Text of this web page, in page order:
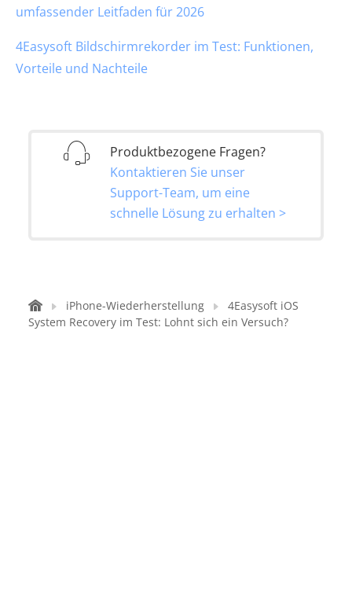
umfassender Leitfaden für 2026
4Easysoft Bildschirmrekorder im Test: Funktionen,
Vorteile und Nachteile
Produktbezogene Fragen?
Kontaktieren Sie unser
Support-Team, um eine
schnelle Lösung zu erhalten >
iPhone-Wiederherstellung
4Easysoft iOS
System Recovery im Test: Lohnt sich ein Versuch?